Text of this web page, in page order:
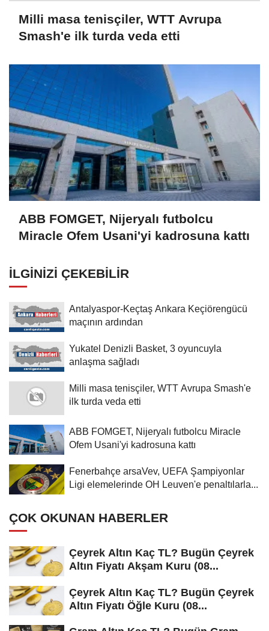
Milli masa tenisçiler, WTT Avrupa
Smash'e ilk turda veda etti
ABB FOMGET, Nijeryalı futbolcu
Miracle Ofem Usani'yi kadrosuna kattı
İLGINIZI ÇEKEBILIR
Antalyaspor-Keçtaş Ankara Keçiörengücü
maçının ardından
Yukatel Denizli Basket, 3 oyuncuyla
anlaşma sağladı
Milli masa tenisçiler, WTT Avrupa Smash'e
ilk turda veda etti
ABB FOMGET, Nijeryalı futbolcu Miracle
Ofem Usani'yi kadrosuna kattı
Fenerbahçe arsaVev, UEFA Şampiyonlar
Ligi elemelerinde OH Leuven'e penaltılarla...
ÇOK OKUNAN HABERLER
Çeyrek Altın Kaç TL? Bugün Çeyrek
Altın Fiyatı Akşam Kuru (08...
Çeyrek Altın Kaç TL? Bugün Çeyrek
Altın Fiyatı Öğle Kuru (08...